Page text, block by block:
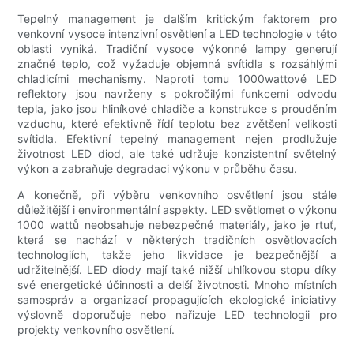
Tepelný management je dalším kritickým faktorem pro
venkovní vysoce intenzivní osvětlení a LED technologie v této
oblasti vyniká. Tradiční vysoce výkonné lampy generují
značné teplo, což vyžaduje objemná svítidla s rozsáhlými
chladicími mechanismy. Naproti tomu 1000wattové LED
reflektory jsou navrženy s pokročilými funkcemi odvodu
tepla, jako jsou hliníkové chladiče a konstrukce s prouděním
vzduchu, které efektivně řídí teplotu bez zvětšení velikosti
svítidla. Efektivní tepelný management nejen prodlužuje
životnost LED diod, ale také udržuje konzistentní světelný
výkon a zabraňuje degradaci výkonu v průběhu času.
A konečně, při výběru venkovního osvětlení jsou stále
důležitější i environmentální aspekty. LED světlomet o výkonu
1000 wattů neobsahuje nebezpečné materiály, jako je rtuť,
která se nachází v některých tradičních osvětlovacích
technologiích, takže jeho likvidace je bezpečnější a
udržitelnější. LED diody mají také nižší uhlíkovou stopu díky
své energetické účinnosti a delší životnosti. Mnoho místních
samospráv a organizací propagujících ekologické iniciativy
výslovně doporučuje nebo nařizuje LED technologii pro
projekty venkovního osvětlení.